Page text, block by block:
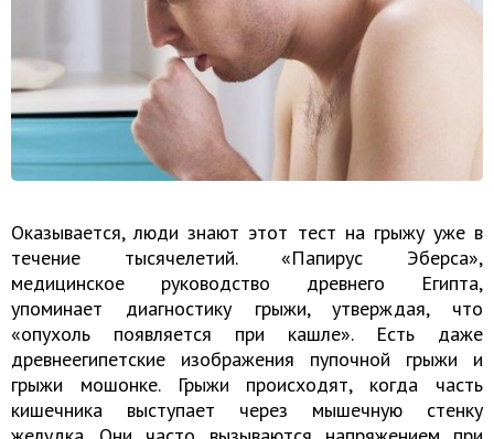
Оказывается, люди знают этот тест на грыжу уже в
течение тысячелетий. «Папирус Эберса»,
медицинское руководство древнего Египта,
упоминает диагностику грыжи, утверждая, что
«опухоль появляется при кашле». Есть даже
древнеегипетские изображения пупочной грыжи и
грыжи мошонке. Грыжи происходят, когда часть
кишечника выступает через мышечную стенку